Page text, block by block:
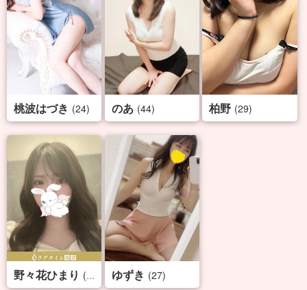
桃波はづき (24) のあ (44) 柏野 (29)
野々花ひまり (24) ゆずき (27)